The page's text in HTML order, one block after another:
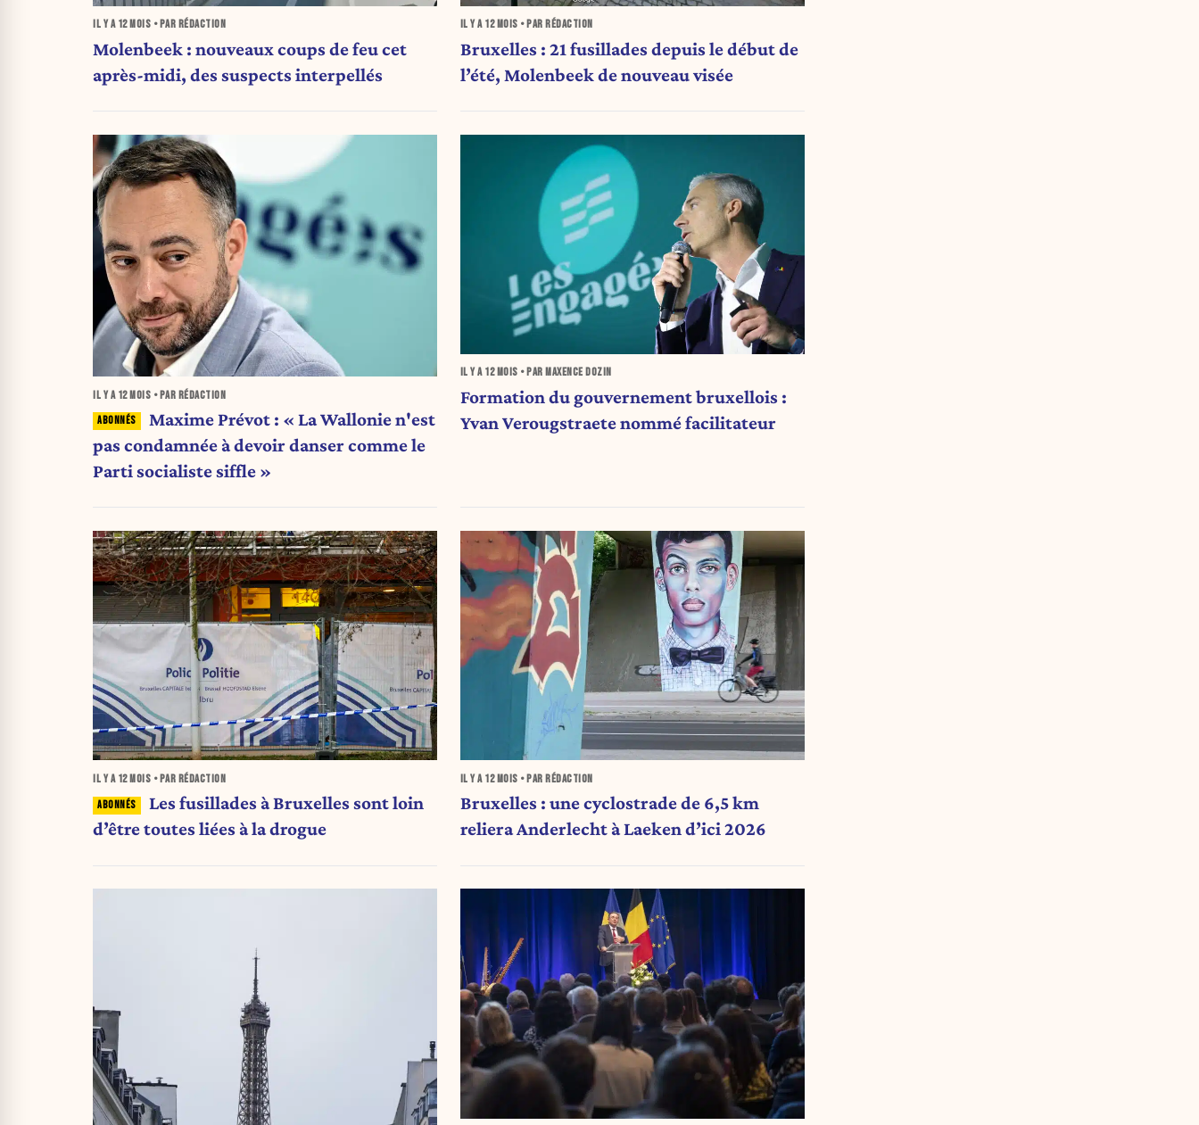
IL Y A 12 MOIS • PAR RÉDACTION
Molenbeek : nouveaux coups de feu cet
après-midi, des suspects interpellés
IL Y A 12 MOIS • PAR RÉDACTION
Bruxelles : 21 fusillades depuis le début de
l’été, Molenbeek de nouveau visée
IL Y A 12 MOIS • PAR RÉDACTION
Maxime Prévot : « La Wallonie n'est
pas condamnée à devoir danser comme le
Parti socialiste siffle »
IL Y A 12 MOIS • PAR MAXENCE DOZIN
Formation du gouvernement bruxellois :
Yvan Verougstraete nommé facilitateur
IL Y A 12 MOIS • PAR RÉDACTION
Les fusillades à Bruxelles sont loin
d’être toutes liées à la drogue
IL Y A 12 MOIS • PAR RÉDACTION
Bruxelles : une cyclostrade de 6,5 km
reliera Anderlecht à Laeken d’ici 2026